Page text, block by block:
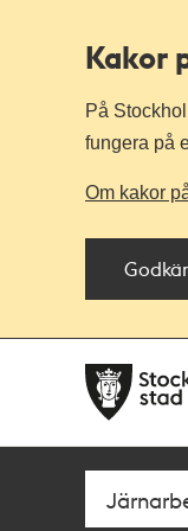
Kakor
På
fungera på
Om kakor
navigationen
huvudinnehållet
Sök